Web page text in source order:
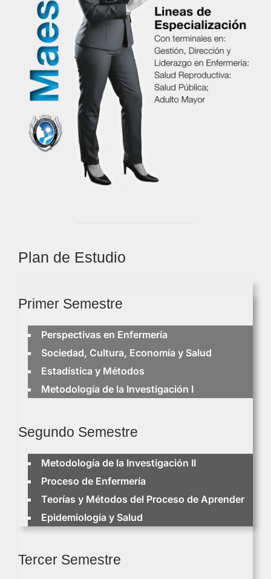
Plan de Estudio
Primer Semestre
Perspectivas en Enfermería
Sociedad, Cultura, Economía y Salud
Estadística y Métodos
Metodología de la Investigación I
Segundo Semestre
Metodología de la Investigación II
Proceso de Enfermería
Teorías y Métodos del Proceso de Aprender
Epidemiología y Salud
Tercer Semestre